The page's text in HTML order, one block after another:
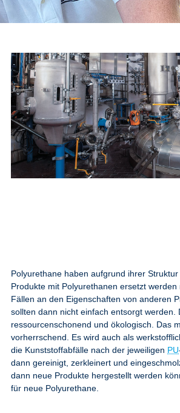
Polyurethane haben aufgrund ihrer
Produkte mit Polyurethanen ersetzt
Fällen an den Eigenschaften von anderen
sollten dann nicht einfach entsorgt werden.
ressourcenschonend und ökologisch. Das
vorherrschend. Es wird auch als
die Kunststoffabfälle nach der jeweiligen PU
dann gereinigt, zerkleinert und
dann neue Produkte hergestellt werden
für neue Polyurethane.